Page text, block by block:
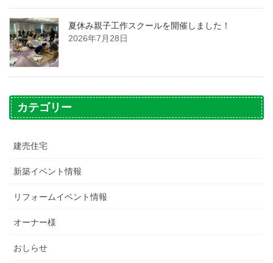
夏休み親子工作スクールを開催しました！
2026年7月28日
カテゴリー
建売住宅
新築イベント情報
リフォームイベント情報
オーナー様
おしらせ